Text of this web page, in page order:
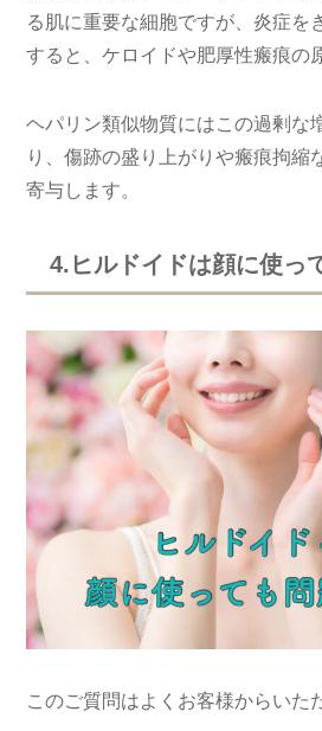
る肌に重要な細胞ですが、炎症を
すると、ケロイドや肥厚性瘢痕の
ヘパリン類似物質にはこの過剰な
り、傷跡の盛り上がりや瘢痕拘縮
寄与します。
4.ヒルドイドは顔に使っ
このご質問はよくお客様からいた